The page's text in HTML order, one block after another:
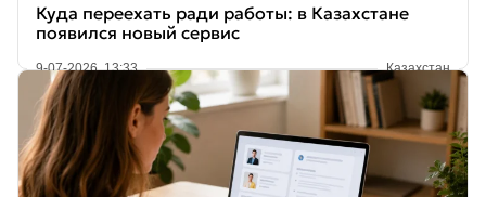
Куда переехать ради работы: в Казахстане
появился новый сервис
9-07-2026, 13:33 Казахстан